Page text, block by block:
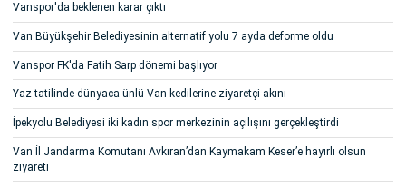
Vanspor'da beklenen karar çıktı
Van Büyükşehir Belediyesinin alternatif yolu 7 ayda deforme oldu
Vanspor FK'da Fatih Sarp dönemi başlıyor
Yaz tatilinde dünyaca ünlü Van kedilerine ziyaretçi akını
İpekyolu Belediyesi iki kadın spor merkezinin açılışını gerçekleştirdi
Van İl Jandarma Komutanı Avkıran’dan Kaymakam Keser’e hayırlı olsun
ziyareti